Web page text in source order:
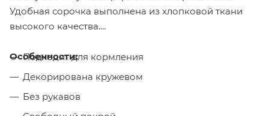
Удобная сорочка выполнена из хлопковой ткани
высокого качества.
Особенности:
Подходит для кормления
Декорирована кружевом
Без рукавов